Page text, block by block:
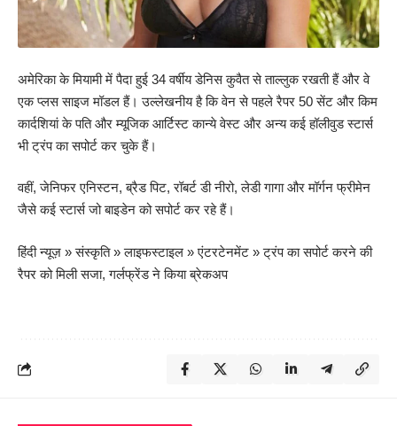
अमेरिका के मियामी में पैदा हुई 34 वर्षीय डेनिस कुवैत से ताल्लुक रखती हैं और वे
एक प्लस साइज मॉडल हैं। उल्लेखनीय है कि वेन से पहले रैपर 50 सेंट और किम
कार्दशियां के पति और म्यूजिक आर्टिस्ट कान्ये वेस्ट और अन्य कई हॉलीवुड स्टार्स
भी ट्रंप का सपोर्ट कर चुके हैं।
वहीं, जेनिफर एनिस्टन, ब्रैड पिट, रॉबर्ट डी नीरो, लेडी गागा और मॉर्गन फ्रीमेन
जैसे कई स्टार्स जो बाइडेन को सपोर्ट कर रहे हैं।
हिंदी न्यूज़ »संस्कृति»लाइफस्टाइल »एंटरटेनमेंट »ट्रंप का सपोर्ट करने की
रैपर को मिली सजा, गर्लफ्रेंड ने किया ब्रेकअप